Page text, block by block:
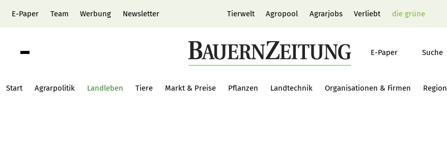
E-Paper Team Werbung Newsletter Tierwelt Agropool Agrarjobs Verliebt die grüne
E-Paper Suche
Start Agrarpolitik Landleben Tiere Markt & Preise Pflanzen Landtechnik Organisationen & Firmen Region